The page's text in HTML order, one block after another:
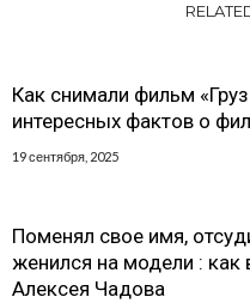
Как снимали фильм
интересных фактов о
19 сентября, 2025
Поменял свое имя,
женился на модели :
Алексея Чадова